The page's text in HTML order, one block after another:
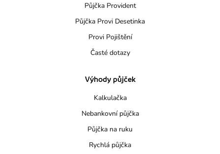
Půjčka Provident
Půjčka Provi Desetinka
Provi Pojištění
Časté dotazy
Výhody půjček
Kalkulačka
Nebankovní půjčka
Půjčka na ruku
Rychlá půjčka